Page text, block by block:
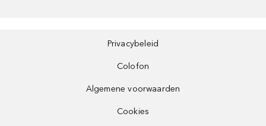
Privacybeleid
Colofon
Algemene voorwaarden
Cookies